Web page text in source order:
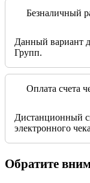
Безналичный
Данный вариант
Групп.
Оплата счета
Дистанционный
электронного
Обратите